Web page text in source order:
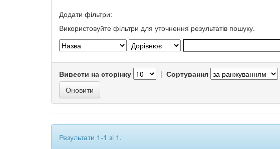
Додати фільтри:
Використовуйте фільтри для уточнення результатів пошуку.
Вивести на сторінку | Сортування
Результати 1-1 зі 1.